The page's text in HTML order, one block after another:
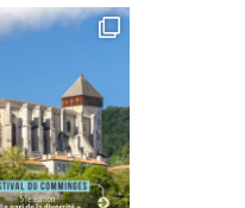
Les films qu’il faut avoir